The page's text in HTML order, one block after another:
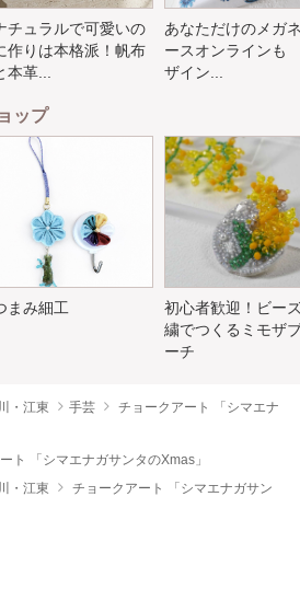
チュラルで可愛いの
作りは本格派！帆布
本革...
あなただけのメガ
ースオンラインも
ザイン...
ップ
まみ細工
初心者歓迎！ビー
繍でつくるミモザ
ーチ
・江東 手芸
チョークアート 「シマエナ
ト 「シマエナガサンタのXmas」
・江東
チョークアート 「シマエナガサン